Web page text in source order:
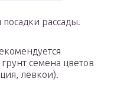
рассады.
семена цветов
левкои).